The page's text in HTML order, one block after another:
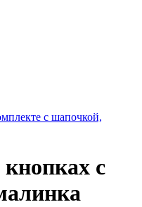
с шапочкой,
с